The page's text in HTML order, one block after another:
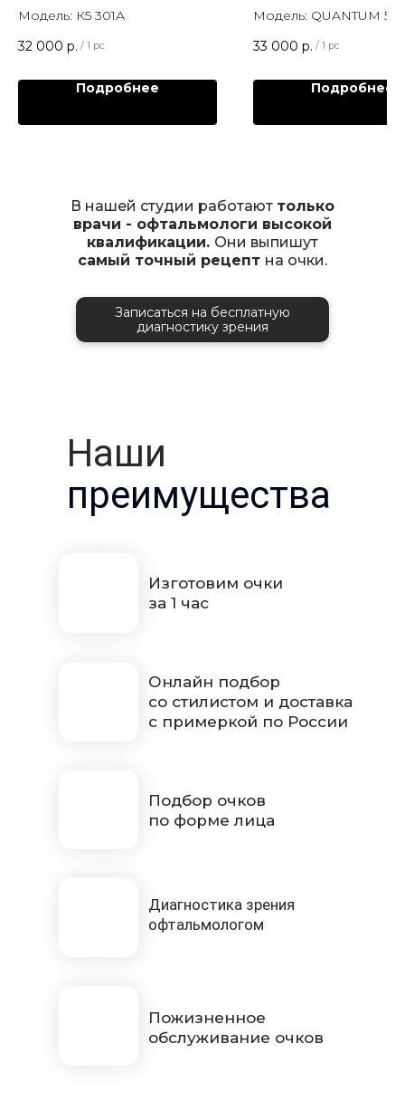
Модель: К5 301А
32 000 р. / 1 pc
Подробнее
Модель: QUANTUM
33 000 р. / 1 pc
Подробнее
В нашей студии работают только
врачи - офтальмологи высокой
квалификации. Они выпишут
самый точный рецепт на очки.
Записаться на бесплатную
диагностику зрения
Наши
преимущества
Изготовим очки
за 1 час
Подбор очков
по форме лица
Пожизненное
обслуживание очков
Онлайн подбор
со стилистом и доставка
с примеркой по России
Диагностика зрения
офтальмологом